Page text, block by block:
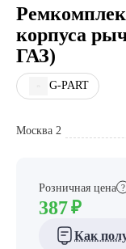
Розничная цена ?
387₽
Как
корпуса
ГАЗ)
G-PART
Москва 2